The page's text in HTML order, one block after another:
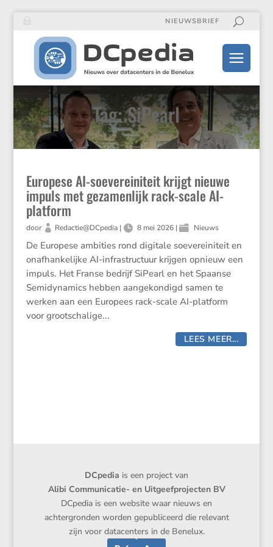
NIEUWSBRIEF
Tag: SiPearl
Europese AI-soevereiniteit krijgt nieuwe
impuls met gezamenlijk rack-scale AI-
platform
door Redactie@DCpedia| 8 mei 2026 | Nieuws
De Europese ambities rond digitale soevereiniteit en
onafhankelijke AI-infrastructuur krijgen opnieuw een
impuls. Het Franse bedrijf SiPearl en het Spaanse
Semidynamics hebben aangekondigd samen te
werken aan een Europees rack-scale AI-platform
voor grootschalige...
LEES MEER...
DCpedia is een project van
Alibi Communicatie- en Uitgeefprojecten BV
DCpedia is een website waar nieuws en
achtergronden worden gepubliceerd die relevant
zijn voor datacenters in de Benelux.